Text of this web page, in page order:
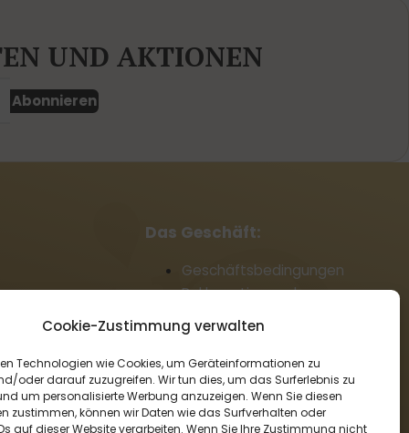
Cookie-Zustimmung verwalten
Technologien wie Cookies, um Geräteinformationen zu
oder darauf zuzugreifen. Wir tun dies, um das Surferlebnis zu
um personalisierte Werbung anzuzeigen. Wenn Sie diesen
zustimmen, können wir Daten wie das Surfverhalten oder
auf dieser Website verarbeiten. Wenn Sie Ihre Zustimmung nicht
UND AKTIONEN
Abonnieren
Das Geschäft:
Geschäftsbedingungen
Reklamationsordnung
Zahlung und Lieferung
Datenschutz
Cookie-Richtlinie (EU)
Großhandel
Rücktritt vom Vertrag